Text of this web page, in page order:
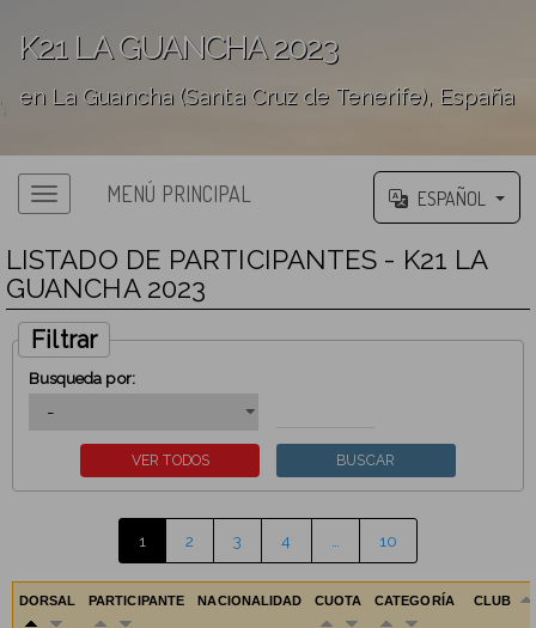
K21 LA GUANCHA 2023
en La Guancha (Santa Cruz de Tenerife), España
';
MENÚ PRINCIPAL ESPAÑOL
LISTADO DE PARTICIPANTES - K21 LA
GUANCHA 2023
Filtrar
Busqueda por:
1 2 3 4 10
DORSAL PARTICIPANTE NACIONALIDAD CUOTA CATEGORÍA CLUB